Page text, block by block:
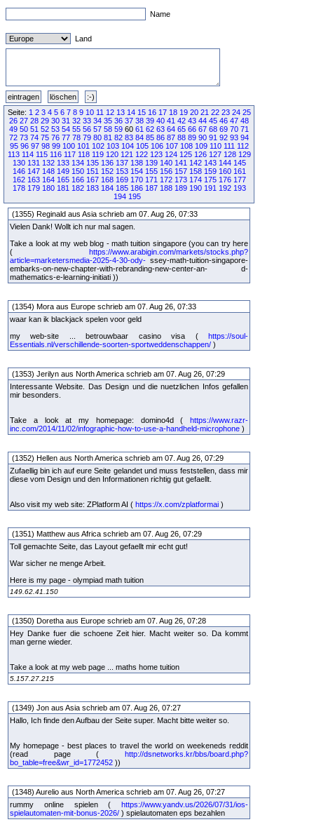
Name
Land
Seite: 1 2 3 4 5 6 7 8 9 10 11 12 13 14 15 16 17 18 19 20 21 22 23 24 25
26 27 28 29 30 31 32 33 34 35 36 37 38 39 40 41 42 43 44 45 46 47 48
49 50 51 52 53 54 55 56 57 58 59 60 61 62 63 64 65 66 67 68 69 70 71
72 73 74 75 76 77 78 79 80 81 82 83 84 85 86 87 88 89 90 91 92 93 94
95 96 97 98 99 100 101 102 103 104 105 106 107 108 109 110 111 112
113 114 115 116 117 118 119 120 121 122 123 124 125 126 127 128 129
130 131 132 133 134 135 136 137 138 139 140 141 142 143 144 145
146 147 148 149 150 151 152 153 154 155 156 157 158 159 160 161
162 163 164 165 166 167 168 169 170 171 172 173 174 175 176 177
178 179 180 181 182 183 184 185 186 187 188 189 190 191 192 193
194 195
(1355) Reginald aus Asia schrieb am 07. Aug 26, 07:33
Vielen Dank! Wollt ich nur mal sagen.
Take a look at my web blog - math tuition singapore (you can try here
( https://www.arabigin.com/markets/stocks.php?
article=marketersmedia-2025-4-30-ody- ssey-math-tuition-singapore-
embarks-on-new-chapter-with-rebranding-new-center-an- d-
mathematics-e-learning-initiati ))
(1354) Mora aus Europe schrieb am 07. Aug 26, 07:33
waar kan ik blackjack spelen voor geld
my web-site ... betrouwbaar casino visa ( https://soul-
Essentials.nl/verschillende-soorten-sportweddenschappen/ )
(1353) Jerilyn aus North America schrieb am 07. Aug 26, 07:29
Interessante Website. Das Design und die nuetzlichen Infos gefallen
mir besonders.
Take a look at my homepage: domino4d ( https://www.razr-
inc.com/2014/11/02/infographic-how-to-use-a-handheld-microphone )
(1352) Hellen aus North America schrieb am 07. Aug 26, 07:29
Zufaellig bin ich auf eure Seite gelandet und muss feststellen, dass mir
diese vom Design und den Informationen richtig gut gefaellt.
Also visit my web site: ZPlatform AI ( https://x.com/zplatformai )
(1351) Matthew aus Africa schrieb am 07. Aug 26, 07:29
Toll gemachte Seite, das Layout gefaellt mir echt gut!
War sicher ne menge Arbeit.
Here is my page - olympiad math tuition
149.62.41.150
(1350) Doretha aus Europe schrieb am 07. Aug 26, 07:28
Hey Danke fuer die schoene Zeit hier. Macht weiter so. Da kommt
man gerne wieder.
Take a look at my web page ... maths home tuition
5.157.27.215
(1349) Jon aus Asia schrieb am 07. Aug 26, 07:27
Hallo, Ich finde den Aufbau der Seite super. Macht bitte weiter so.
My homepage - best places to travel the world on weekeneds reddit
(read page ( http://dsnetworks.kr/bbs/board.php?
bo_table=free&wr_id=1772452 ))
(1348) Aurelio aus North America schrieb am 07. Aug 26, 07:27
rummy online spielen ( https://www.yandv.us/2026/07/31/ios-
spielautomaten-mit-bonus-2026/ ) spielautomaten eps bezahlen